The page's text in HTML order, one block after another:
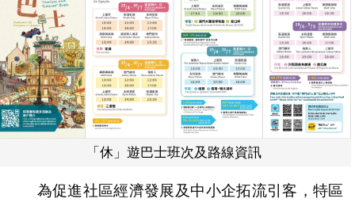
「休」遊巴士班次及路線資訊
為促進社區經濟發展及中小企拓流引客，特區